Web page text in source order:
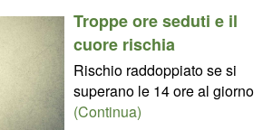
Troppe ore seduti e il
cuore rischia
Rischio raddoppiato se si
superano le 14 ore al giorno
(Continua)